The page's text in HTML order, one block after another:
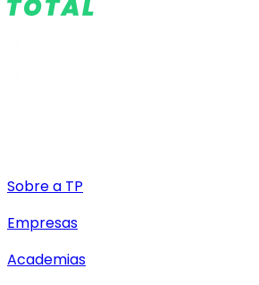
Sobre a TP
Empresas
Academias